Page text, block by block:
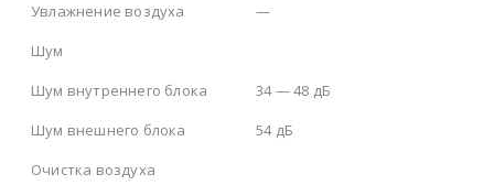
Увлажнение воздуха
—
Шум
Шум внутреннего блока
34 — 48 дБ
Шум внешнего блока
54 дБ
Очистка воздуха